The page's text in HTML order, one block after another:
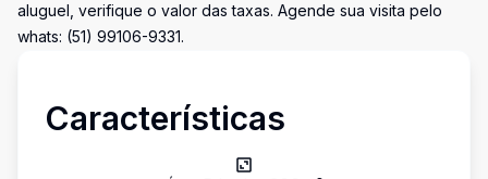
aluguel, verifique o valor das taxas. Agende sua visita pelo
whats: (51) 99106-9331.
Características